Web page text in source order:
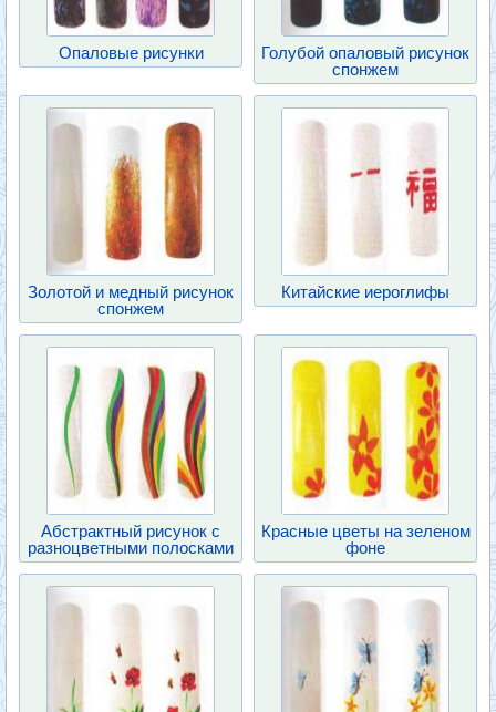
Опаловые рисунки
Голубой опаловый рисунок
спонжем
Золотой и медный рисунок
спонжем
Китайские иероглифы
Абстрактный рисунок с
разноцветными полосками
Красные цветы на зеленом
фоне